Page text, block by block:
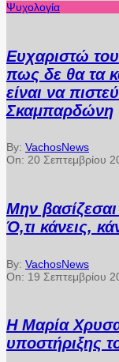
Ψυχολογία
Ευχαριστώ
πως δε θα τα
είναι να
Σκαμπαρδώνη
By: VachosNews
On: 20 Σεπτεμβρίου
Μην
Ό,τι κάνεις,
By: VachosNews
On: 19 Σεπτεμβρίου
Η Μαρία
υποστήριξης